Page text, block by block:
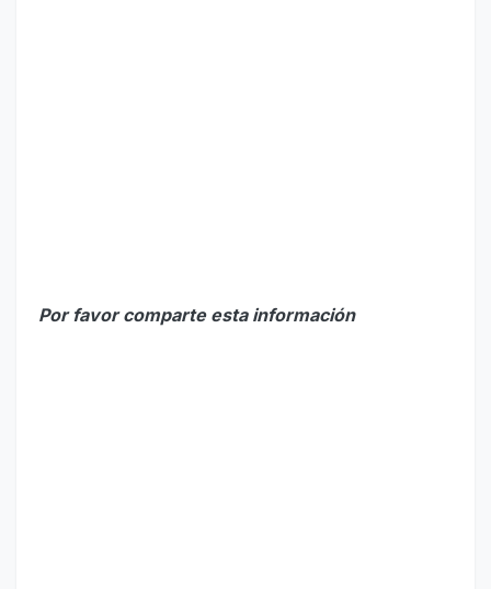
Por favor comparte esta información